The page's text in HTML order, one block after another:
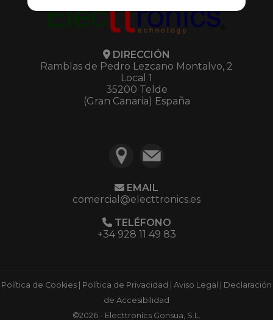
DIRECCIÓN
Ramblas de Pedro Lezcano Montalvo, 2
Local 1
35200 Telde
(Gran Canaria) España
EMAIL
comercial@electtronics.es
TELÉFONO
+34 928 11 49 83
Política de Cookies Política de Privacidad Aviso Legal
Declaración
de Accesibilidad
©2026 - Electtronics Gonsua, S.L.